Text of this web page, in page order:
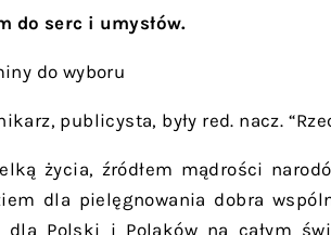
do serc i umysłów.
do wyboru
publicysta, były red. nacz.
życia, źródłem mądrości
dla pielęgnowania dobra
Polski i Polaków na całym